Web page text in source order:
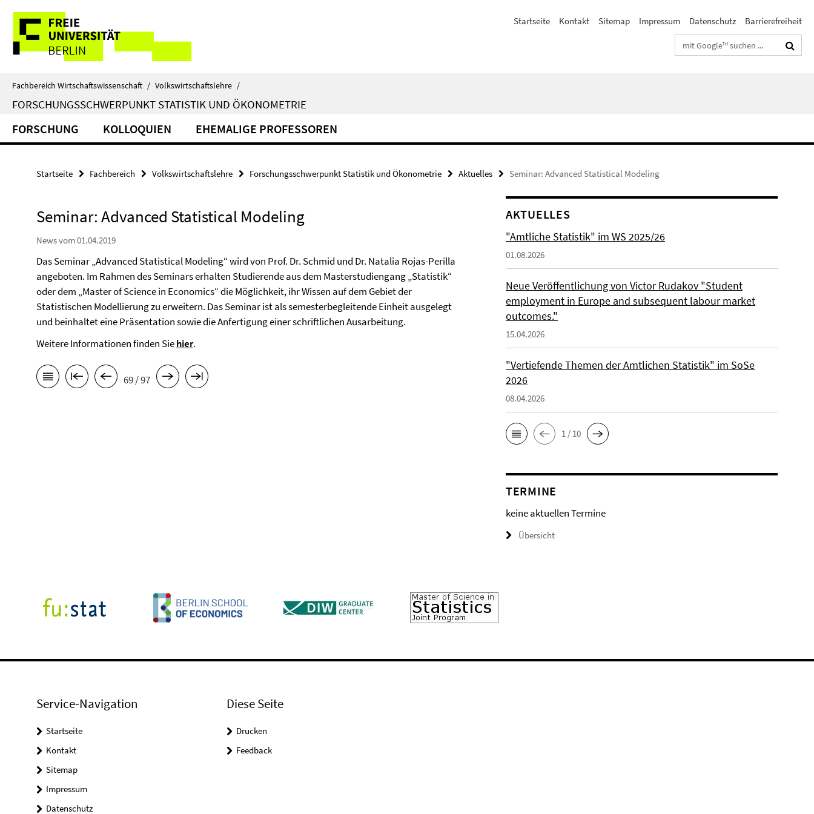
direkt
Inhalt
Service-
Navigation
Startseite Kontakt Sitemap Impressum Datenschutz
Barrierefreiheit
Suchbegriffe
Fachbereich Wirtschaftswissenschaft / Volkswirtschaftslehre /
FORSCHUNGSSCHWERPUNKT STATISTIK UND ÖKONOMETRIE
FORSCHUNG KOLLOQUIEN EHEMALIGE PROFESSOREN
Startseite Fachbereich Volkswirtschaftslehre Forschungsschwerpunkt Statistik und Ökonometrie Aktuelles Seminar: Advanced Statistical Modeling
Seminar: Advanced Statistical Modeling
News vom 01.04.2019
Das Seminar „Advanced Statistical Modeling“ wird von Prof. Dr. Schmid und Dr. Natalia Rojas-Perilla
angeboten. Im Rahmen des Seminars erhalten Studierende aus dem Masterstudiengang „Statistik“
oder dem „Master of Science in Economics“ die Möglichkeit, ihr Wissen auf dem Gebiet der
Statistischen Modellierung zu erweitern. Das Seminar ist als semesterbegleitende Einheit ausgelegt
und beinhaltet eine Präsentation sowie die Anfertigung einer schriftlichen Ausarbeitung.
Weitere Informationen finden Siehier.
69 / 97
AKTUELLES
"Amtliche Statistik" im WS 2025/26
01.08.2026
Neue Veröffentlichung von Victor Rudakov "Student
employment in Europe and subsequent labour market
outcomes."
15.04.2026
"Vertiefende Themen der Amtlichen Statistik" im SoSe
2026
08.04.2026
1 / 10
TERMINE
keine aktuellen Termine
Übersicht
Service-Navigation
Startseite
Kontakt
Sitemap
Impressum
Datenschutz
Diese Seite
Drucken
Feedback